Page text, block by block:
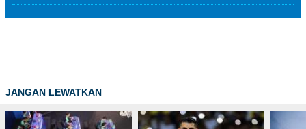
JANGAN LEWATKAN